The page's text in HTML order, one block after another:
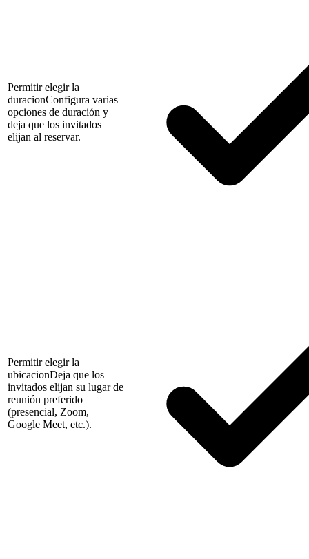
Permitir elegir la
duracionConfigura varias
opciones de duración y
deja que los invitados
elijan al reservar.
Permitir elegir la
ubicacionDeja que los
invitados elijan su lugar de
reunión preferido
(presencial, Zoom,
Google Meet, etc.).